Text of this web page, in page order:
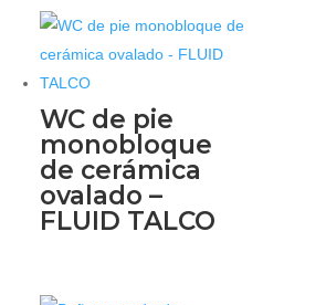
WC de pie
monobloque
de cerámica
ovalado –
FLUID TALCO